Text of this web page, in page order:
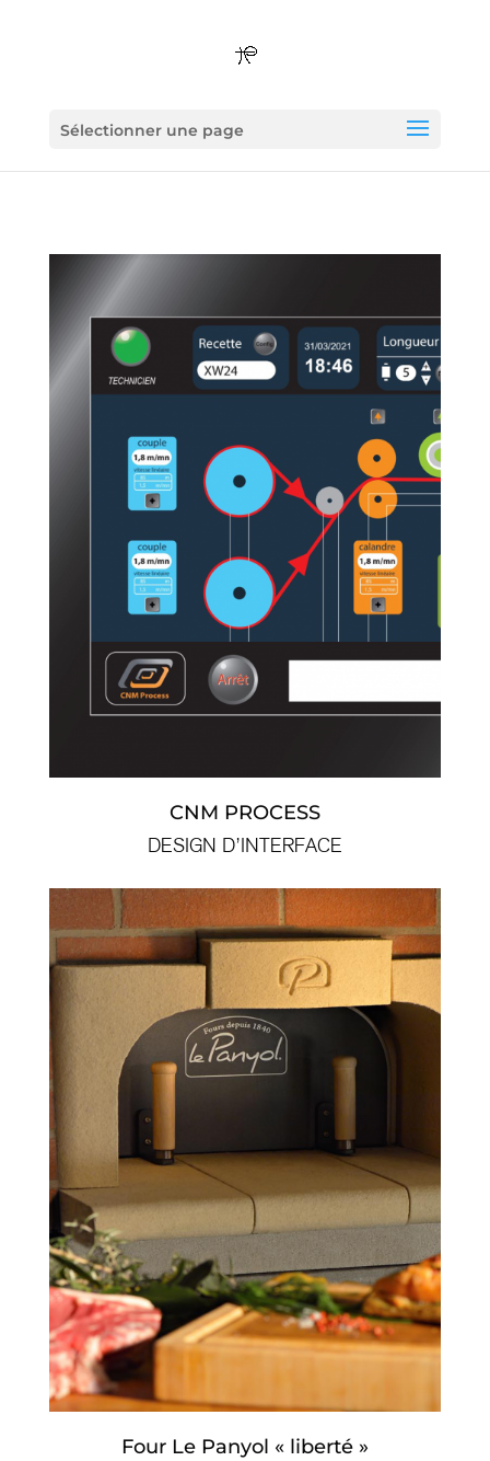
Sélectionner une page
CNM PROCESS
DESIGN D’INTERFACE
Four Le Panyol « liberté »